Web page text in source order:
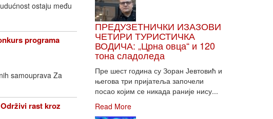
ostaju među
programa
samouprava Za
Održivi rast kroz
ПРЕДУЗЕТНИЧКИ ИЗАЗОВИ
ЧЕТИРИ ТУРИСТИЧКА
ВОДИЧА: „Црна овца“ и 120
тона сладоледа
Пре шест година су Зоран Јевтовић и
његова три пријатеља започели
посао којим се никада раније нису...
Read More